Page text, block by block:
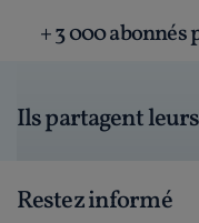
+ 3 000
Ils partagent
Restez informé